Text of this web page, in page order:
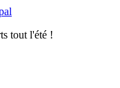
tout l'été !